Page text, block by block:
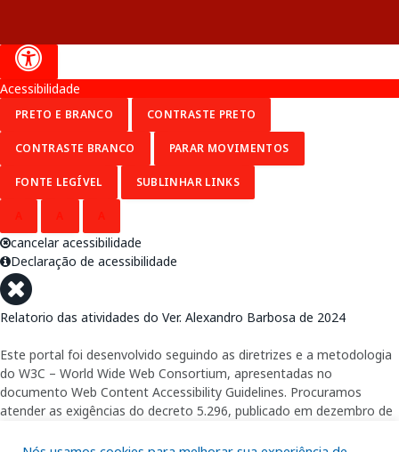
Acessibilidade
PRETO E BRANCO CONTRASTE PRETO
CONTRASTE BRANCO PARAR MOVIMENTOS
FONTE LEGÍVEL SUBLINHAR LINKS
cancelar acessibilidade
Declaração de acessibilidade
Relatorio das atividades do Ver. Alexandro Barbosa de 2024
Este portal foi desenvolvido seguindo as diretrizes e a metodologia
do W3C – World Wide Web Consortium, apresentadas no
documento Web Content Accessibility Guidelines. Procuramos
atender as exigências do decreto 5.296, publicado em dezembro de
eletrônicos da administração pública na rede mundial de